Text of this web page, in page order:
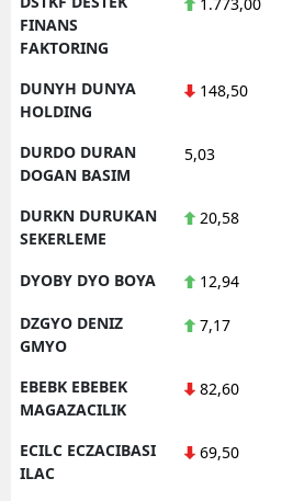
FINANS
FAKTORING
DUNYH DUNYA
HOLDING
148,50
DURDO DURAN
DOGAN BASIM
5,03
DURKN DURUKAN
SEKERLEME
20,58
DYOBY DYO BOYA 12,94
DZGYO DENIZ
GMYO
7,17
EBEBK EBEBEK
MAGAZACILIK
82,60
ECILC ECZACIBASI
ILAC
69,50